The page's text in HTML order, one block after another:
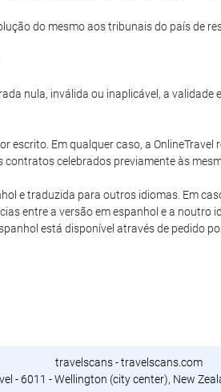
do mesmo aos tribunais do país de
nula, inválida ou inaplicável, a
escrito. Em qualquer caso, a
celebrados previamente às
e traduzida para outros idiomas. Em
entre a versão em espanhol e a noutro
está disponível através de pedido
travelscans - travelscans.com
- 6011 - Wellington (city center), New